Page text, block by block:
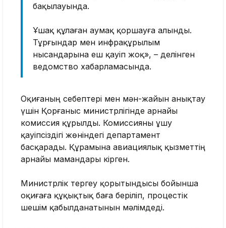
бақылауында.
Ұшақ құлаған аумақ қоршауға алынды.
Тұрғындар мен инфрақұрылым
нысандарына еш қауіп жоқ», – делінген
ведомство хабарламасында.
Оқиғаның себептері мен мән-жайын анықтау
үшін Қорғаныс министрлігінде арнайы
комиссия құрылды. Комиссияны ұшу
қауіпсіздігі жөніндегі департамент
басқарады. Құрамына авиациялық қызметтің
арнайы мамандары кірген.
Министрлік тергеу қорытындысы бойынша
оқиғаға құқықтық баға беріліп, процестік
шешім қабылданатынын мәлімдеді.